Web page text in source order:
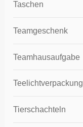
Taschen
Teamgeschenk
Teamhausaufgabe
Teelichtverpackung
Tierschachteln